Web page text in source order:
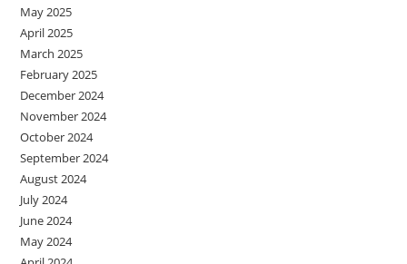
May 2025
April 2025
March 2025
February 2025
December 2024
November 2024
October 2024
September 2024
August 2024
July 2024
June 2024
May 2024